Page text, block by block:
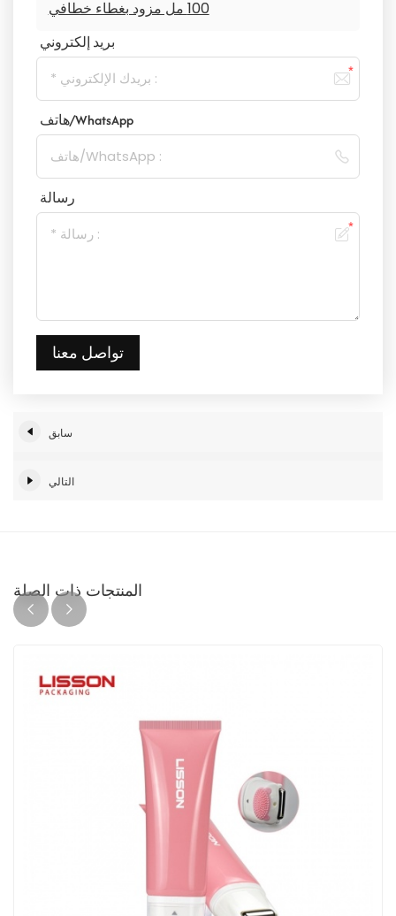
100 مل مزود بغطاء خطافي
بريد إلكتروني
هاتف/WhatsApp
رسالة
تواصل معنا
سابق
التالي
المنتجات ذات الصلة